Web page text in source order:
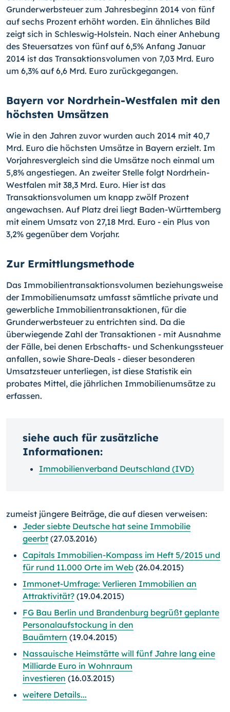
Grunderwerbsteuer zum Jahres­beginn 2014 von fünf
auf sechs Prozent erhöht worden. Ein ähnliches Bild
zeigt sich in Schleswig-Holstein. Nach einer Anhebung
des Steuersatzes von fünf auf 6,5% An­fang Januar
2014 ist das Transaktionsvolumen von 7,03 Mrd. Euro
um 6,3% auf 6,6 Mrd. Euro zurückgegangen.
Bayern vor Nordrhein-Westfalen mit den
höchsten Umsätzen
Wie in den Jahren zuvor wurden auch 2014 mit 40,7
Mrd. Euro die höchsten Umsätze in Bayern erzielt. Im
Vorjahresvergleich sind die Umsätze noch einmal um
5,8% ange­stiegen. An zweiter Stelle folgt Nordrhein-
Westfalen mit 38,3 Mrd. Euro. Hier ist das
Transaktionsvolumen um knapp zwölf Prozent
angewachsen. Auf Platz drei liegt Ba­den-Württemberg
mit einem Umsatz von 27,18 Mrd. Euro - ein Plus von
3,2% gegen­über dem Vorjahr.
Zur Ermittlungsmethode
Das Immobilientransaktionsvolumen beziehungsweise
der Immobilienumsatz umfasst sämtliche private und
gewerbliche Immobilientransaktionen, für die
Grunderwerbsteuer zu entrichten sind. Da die
überwiegende Zahl der Transaktionen - mit Ausnahme
der Fälle, bei denen Erbschafts- und Schenkungssteuer
anfallen, sowie Share-Deals - die­ser besonderen
Umsatzsteuer unterliegen, ist diese Statistik ein
probates Mittel, die jährlichen Immobilienumsätze zu
erfassen.
siehe auch für zusätzliche
Informationen:
Immobilienverband Deutschland (IVD)
zumeist jüngere Beiträge, die auf diesen verweisen:
Jeder siebte Deutsche hat seine Immobilie
geerbt (27.03.2016)
Capitals Immobilien-Kompass im Heft 5/2015 und
für rund 11.000 Orte im Web (26.04.2015)
Immonet-Umfrage: Verlieren Immobilien an
Attraktivität? (19.04.2015)
FG Bau Berlin und Brandenburg begrüßt geplante
Personalaufstockung in den
Bauämtern (19.04.2015)
Nassauische Heimstätte will fünf Jahre lang eine
Milliarde Euro in Wohnraum
investieren (16.03.2015)
weitere Details...